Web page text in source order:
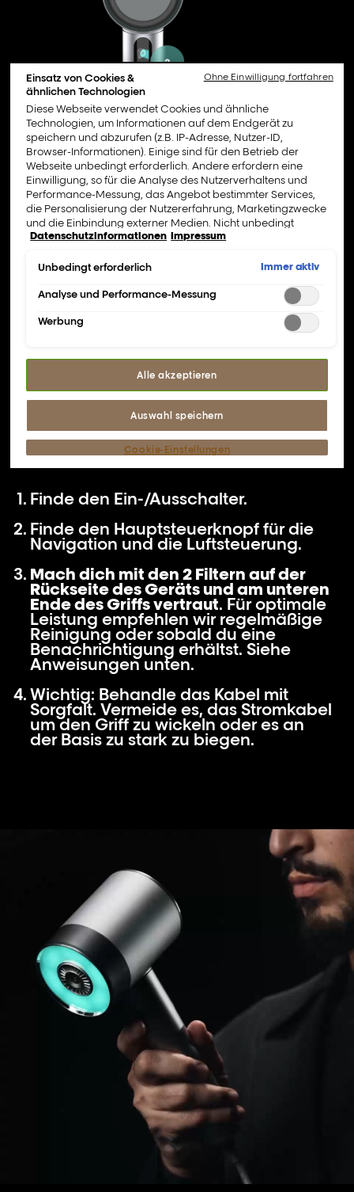
Bevor du beginnst.
Anweisungen.
Bevor du mit der Nutzung deines
AirLight Pro beginnst, lies bitte zuerst
das Benutzerhandbuch.
Finde den Ein-/Ausschalter.
Finde den Hauptsteuerknopf für die
Navigation und die Luftsteuerung.
Mach dich mit den 2 Filtern auf der
Rückseite des Geräts und am unteren
Ende des Griffs vertraut. Für optimale
Leistung empfehlen wir regelmäßige
Reinigung oder sobald du eine
Benachrichtigung erhältst. Siehe
Anweisungen unten.
Wichtig: Behandle das Kabel mit
Sorgfalt. Vermeide es, das Stromkabel
um den Griff zu wickeln oder es an
der Basis zu stark zu biegen.
Einsatz von Cookies &
ähnlichen Technologien
Diese Webseite verwendet Cookies und ähnliche
Technologien, um Informationen auf dem Endgerät zu
speichern und abzurufen (z.B. IP-Adresse, Nutzer-ID,
Browser-Informationen). Einige sind für den Betrieb der
Webseite unbedingt erforderlich. Andere erfordern eine
Einwilligung, so für die Analyse des Nutzerverhaltens und
Performance-Messung, das Angebot bestimmter Services,
die Personalisierung der Nutzererfahrung, Marketingzwecke
und die Einbindung externer Medien. Nicht unbedingt
erforderliche Cookies können direkt akzeptiert ("Alle
fortfahren") werden. Individuelle Anpassungen der
("Auswahl speichern"). Die Auswahl kann jederzeit unter dem
Link "Cookie-Einstellungen" angepasst werden. Für weitere
Informationen s. unsere Datenschutzinformationen.
Datenschutzinformationen Impressum
Unbedingt erforderlich Immer aktiv
Analyse und Performance-Messung
Werbung
Alle akzeptieren
Auswahl speichern
Cookie-Einstellungen
Ohne Einwilligung fortfahren